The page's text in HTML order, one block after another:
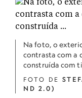
Na foto, o
contrasta com a
construída com
FOTO DE
ND 2.0)